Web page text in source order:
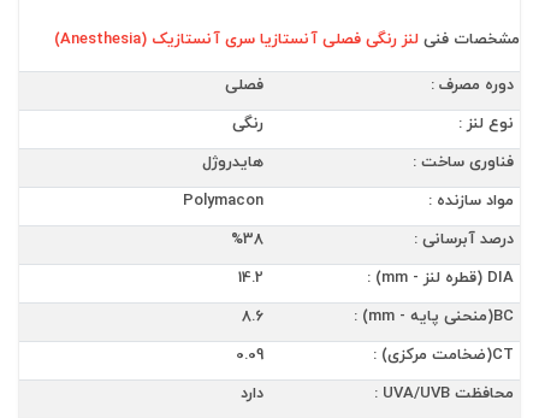
مشخصات فنی لنز رنگی فصلی آنستازیا سری آنستازیک (Anesthesia)
دوره مصرف :
فصلی
نوع لنز :
رنگی
فناوری ساخت :
هایدروژل
مواد سازنده :
Polymacon
درصد آبرسانی :
%38
DIA (قطره لنز - mm) :
14.2
BC(منحنی پایه - mm) :
8.6
CT(ضخامت مرکزی) :
0.09
محافظت UVA/UVB :
دارد